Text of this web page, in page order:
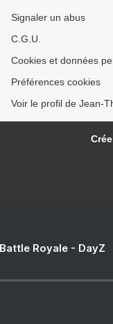
Signaler un abus
C.G.U.
Cookies et données
Préférences cookies
Voir le profil de Jean-
Royale - DayZ